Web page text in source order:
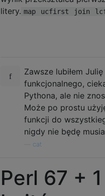
litery. map ucfirst join
Zawsze lubiłem
funkcjonalnego,
Pythona, ale nie
Może po prostu
funkcji do
nigdy nie będę
cat
Perl 67 +